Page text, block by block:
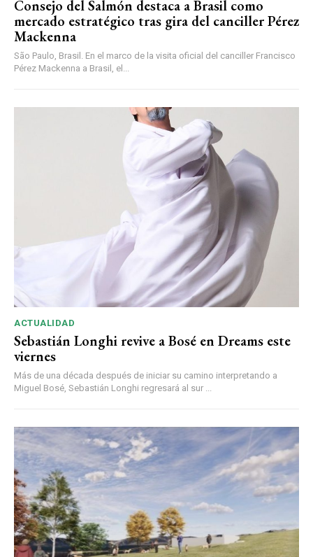
Consejo del Salmón destaca a Brasil como
mercado estratégico tras gira del canciller Pérez
Mackenna
São Paulo, Brasil. En el marco de la visita oficial del canciller Francisco
Pérez Mackenna a Brasil, el...
ACTUALIDAD
Sebastián Longhi revive a Bosé en Dreams este
viernes
Más de una década después de iniciar su camino interpretando a
Miguel Bosé, Sebastián Longhi regresará al sur ...